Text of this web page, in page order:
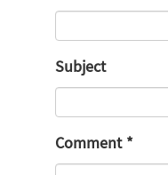
Subject
Comment*